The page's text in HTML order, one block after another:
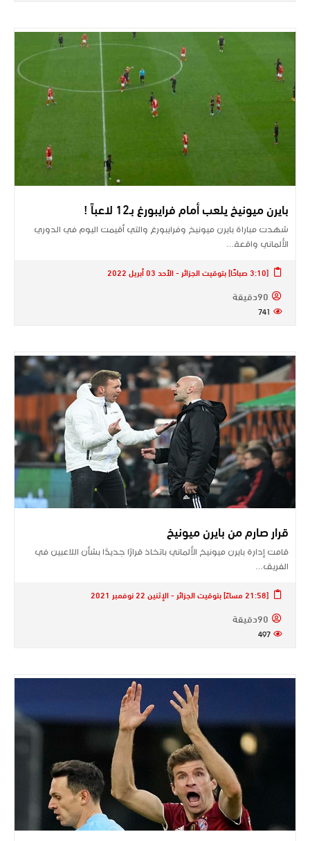
بايرن ميونيخ يلعب أمام فرايبورغ بـ12 لاعباً !
شهدت مباراة ​بايرن ميونيخ​ وفرايبورغ والتي أقيمت اليوم في ​الدوري
الألماني​ واقعة…
[3:10 صباحًا] بتوقيت الجزائر - الأحد 03 أبريل 2022
90دقيقة
741
قرار صارم من بايرن ميونيخ
قامت إدارة ​بايرن ميونيخ​ الألماني باتخاذ قرارًا جديدًا بشأن اللاعبين في
الفريق…
[21:58 مساءً] بتوقيت الجزائر - الإثنين 22 نوفمبر 2021
90دقيقة
497